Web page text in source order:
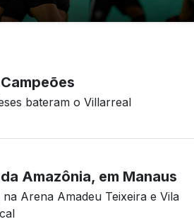
bateram o Villarreal
Amazônia, em Manaus
Arena Amadeu Teixeira e Vila